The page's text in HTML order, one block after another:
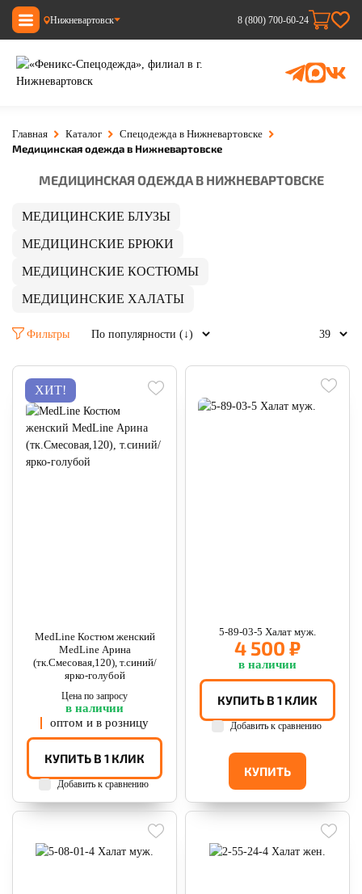
Нижневартовск 8 (800) 700-60-24
Главная Каталог Спецодежда в Нижневартовске
Медицинская одежда в Нижневартовске
МЕДИЦИНСКАЯ ОДЕЖДА В НИЖНЕВАРТОВСКЕ
МЕДИЦИНСКИЕ БЛУЗЫ
МЕДИЦИНСКИЕ БРЮКИ
МЕДИЦИНСКИЕ КОСТЮМЫ
МЕДИЦИНСКИЕ ХАЛАТЫ
Фильтры
ХИТ!
MedLine Костюм женский
MedLine Арина
(тк.Смесовая,120), т.синий/
ярко-голубой
Цена по запросу
в наличии
оптом и в розницу
КУПИТЬ В 1 КЛИК
Добавить к сравнению
5-89-03-5 Халат муж.
4 500 ₽
в наличии
КУПИТЬ
КУПИТЬ В 1 КЛИК
Добавить к сравнению